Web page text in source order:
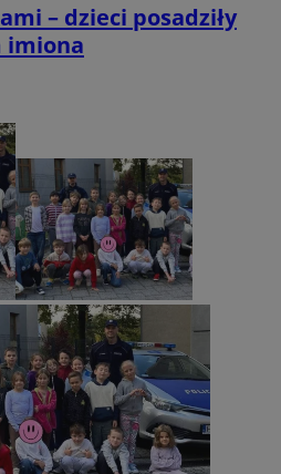
– dzieci posadziły
imiona